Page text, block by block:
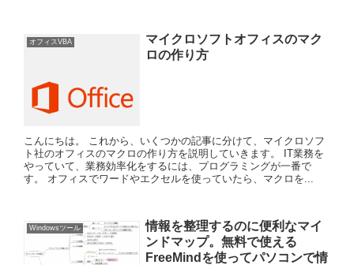
オフィスVBA
マイクロソフトオフィスのマク
ロの作り方
こんにちは。 これから、いくつかの記事に分けて、マイクロソフ
ト社のオフィスのマクロの作り方を説明していきます。 IT業務を
やっていて、業務効率化をするには、プログラミングが一番で
す。 オフィスでワードやエクセルを使っていたら、マクロを...
Windowsツール
情報を整理するのに便利なマイ
ンドマップ。無料で使える
FreeMindを使ってパソコンで情